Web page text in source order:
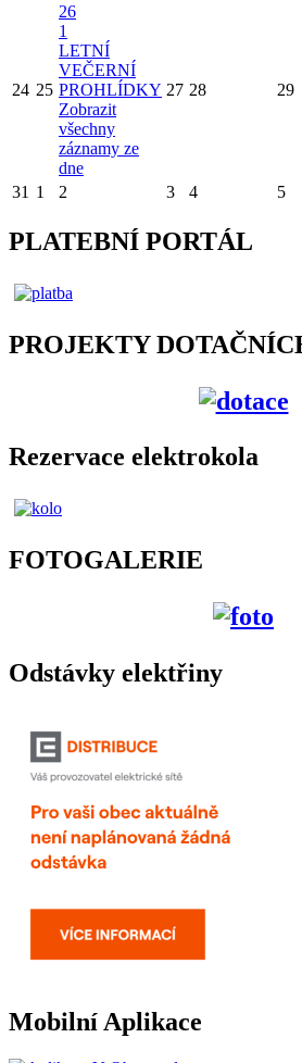
24 25
26
1
LETNÍ
VEČERNÍ
PROHLÍDKY
Zobrazit
všechny
záznamy ze
dne
27 28 29
31 1 2 3 4 5
PLATEBNÍ PORTÁL
PROJEKTY
Rezervace elektrokola
FOTOGALERIE
Odstávky elektřiny
Mobilní Aplikace